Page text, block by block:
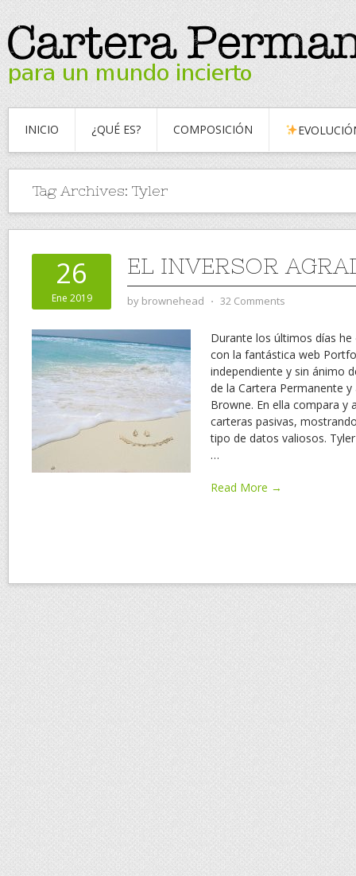
INICIO ¿QUÉ ES? COMPOSICIÓN
Tag Archives: Tyler
26
Ene 2019
EL INVERSOR
by brownehead ⋅ 32 Comments
Durante los últimos días
con la fantástica web
independiente y sin ánimo
de la Cartera Permanente
Browne. En ella compara y
carteras pasivas,
tipo de datos valiosos.
…
Read More →